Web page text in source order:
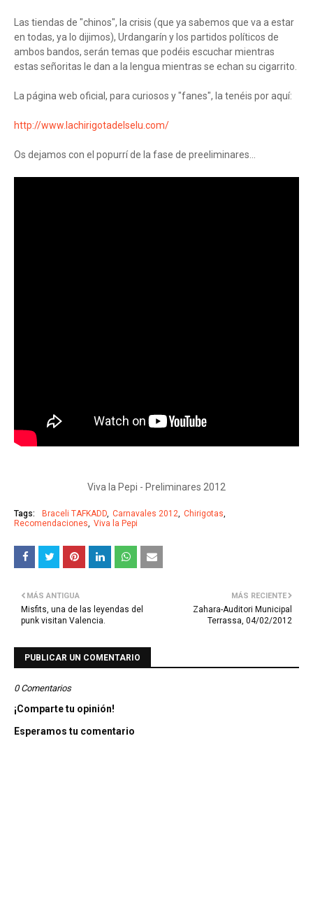
Las tiendas de "chinos", la crisis (que ya sabemos que va a estar
en todas, ya lo dijimos), Urdangarín y los partidos políticos de
ambos bandos, serán temas que podéis escuchar mientras
estas señoritas le dan a la lengua mientras se echan su cigarrito.
La página web oficial, para curiosos y "fanes", la tenéis por aquí:
http://www.lachirigotadelselu.com/
Os dejamos con el popurrí de la fase de preeliminares...
Viva la Pepi - Preliminares 2012
Tags: Braceli TAFKADD Carnavales 2012 Chirigotas
Recomendaciones
Viva la Pepi
MÁS RECIENTE
Zahara-Auditori Municipal
Terrassa, 04/02/2012
MÁS ANTIGUA
Misfits, una de las leyendas del
punk visitan Valencia.
PUBLICAR UN COMENTARIO
0 Comentarios
¡Comparte tu opinión!
Esperamos tu comentario